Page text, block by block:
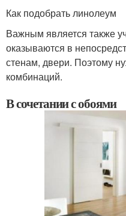
Как подобрать линолеум
Важным является также
оказываются в
стенам, двери. Поэтому
комбинаций.
В сочетании с обоями